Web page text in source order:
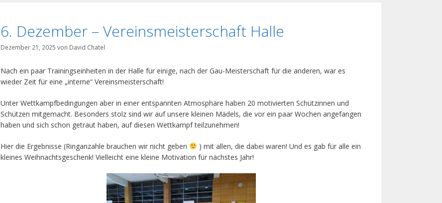
6. Dezember – Vereinsmeisterschaft Halle
Dezember 21, 2025 von David Chatel
Nach ein paar Trainingseinheiten in der Halle für einige, nach der Gau-Meisterschaft für die anderen, war es
wieder Zeit für eine „interne“ Vereinsmeisterschaft!
Unter Wettkampfbedingungen aber in einer entspannten Atmosphäre haben 20 motivierten Schützinnen und
Schützen mitgemacht. Besonders stolz sind wir auf unsere kleinen Mädels, die vor ein paar Wochen angefangen
haben und sich schon getraut haben, auf diesen Wettkampf teilzunehmen!
Hier die Ergebnisse (Ringanzahle brauchen wir nicht geben
) mit allen, die dabei waren! Und es gab für alle ein
kleines Weihnachtsgeschenk! Vielleicht eine kleine Motivation für nächstes Jahr!